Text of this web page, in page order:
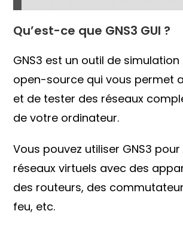
Qu’est-ce que GNS3 GUI ?
GNS3 est un outil de
open-source qui vous permet
et de tester des réseaux
de votre ordinateur.
Vous pouvez utiliser GNS3
réseaux virtuels avec des
des routeurs, des
feu, etc.